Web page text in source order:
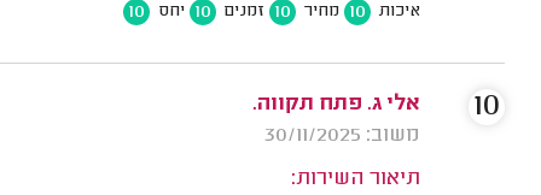
איכות 10 מחיר 10 זמנים 10 יחס 10
אלי ג. פתח תקווה.
משוב: 30/11/2025
תיאור השירות:
10